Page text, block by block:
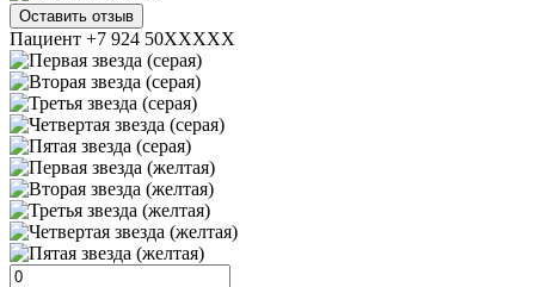
Оставить отзыв
Пациент +7 924 50XXXXX